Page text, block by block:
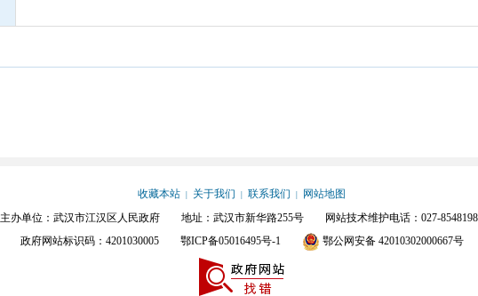
收藏本站 关于我们 联系我们
网站地图
主办单位：武汉市江汉区人民政府 地址：武汉市新华路255号 网站技术维护电话：027-
政府网站标识码：4201030005 鄂ICP备05016495号-1 鄂公网安备 42010302000667号